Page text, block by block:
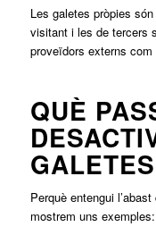
Les galetes pròpies
visitant i les de tercers
proveïdors externs
QUÈ
Perquè entengui
mostrem uns exemples: